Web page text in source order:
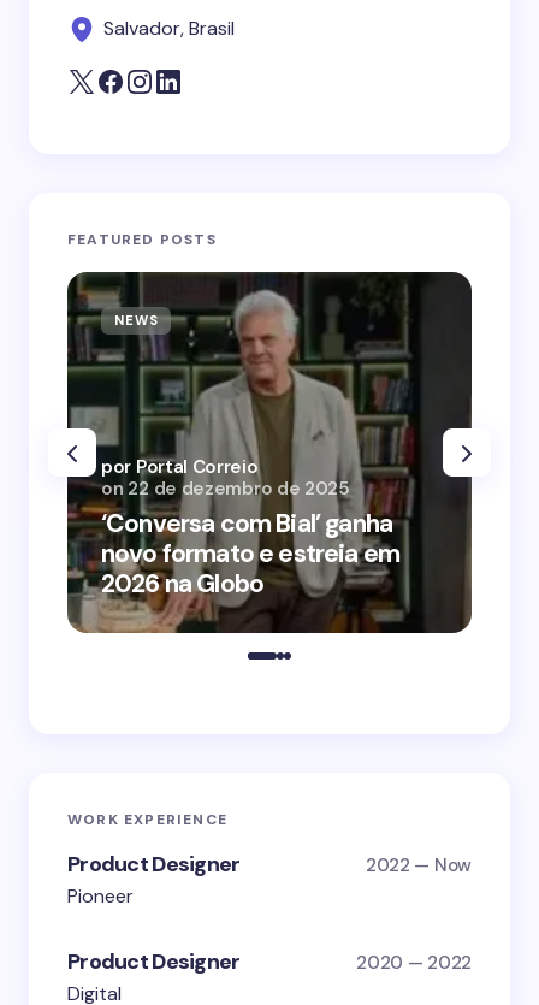
Salvador, Brasil
FEATURED POSTS
NEWS
‘Conversa com Bial’ ganha
novo formato e estreia em
2026 na Globo
por Portal Correio
on 22 de dezembro de 2025
WORK EXPERIENCE
Product Designer 2022 — Now
Pioneer
Product Designer 2020 — 2022
Digital